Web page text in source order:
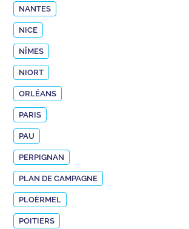
NANTES
NICE
NÎMES
NIORT
ORLÉANS
PARIS
PAU
PERPIGNAN
PLAN DE CAMPAGNE
PLOËRMEL
POITIERS